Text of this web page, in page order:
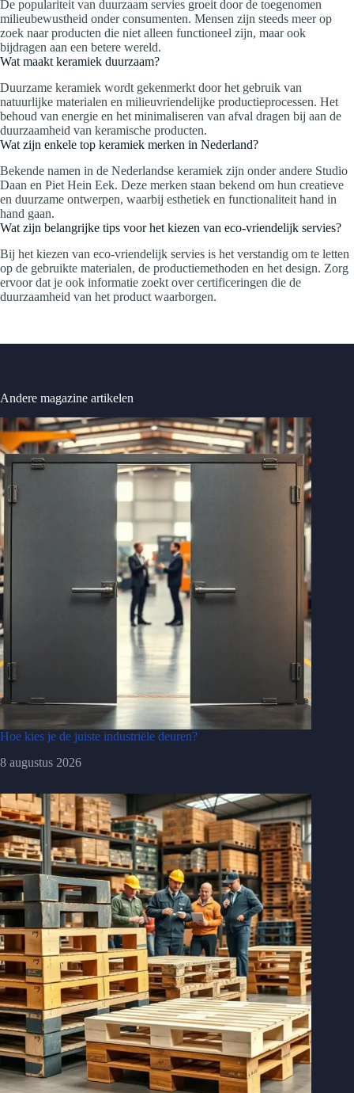
De populariteit van duurzaam servies groeit door de toegenomen
milieubewustheid onder consumenten. Mensen zijn steeds meer op
zoek naar producten die niet alleen functioneel zijn, maar ook
bijdragen aan een betere wereld.
Wat maakt keramiek duurzaam?
Duurzame keramiek wordt gekenmerkt door het gebruik van
natuurlijke materialen en milieuvriendelijke productieprocessen. Het
behoud van energie en het minimaliseren van afval dragen bij aan de
duurzaamheid van keramische producten.
Wat zijn enkele top keramiek merken in Nederland?
Bekende namen in de Nederlandse keramiek zijn onder andere Studio
Daan en Piet Hein Eek. Deze merken staan bekend om hun creatieve
en duurzame ontwerpen, waarbij esthetiek en functionaliteit hand in
hand gaan.
Wat zijn belangrijke tips voor het kiezen van eco-vriendelijk servies?
Bij het kiezen van eco-vriendelijk servies is het verstandig om te letten
op de gebruikte materialen, de productiemethoden en het design. Zorg
ervoor dat je ook informatie zoekt over certificeringen die de
duurzaamheid van het product waarborgen.
Andere magazine artikelen
Hoe kies je de juiste industriële deuren?
8 augustus 2026